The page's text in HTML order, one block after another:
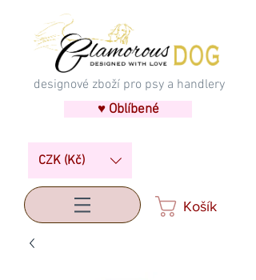
designové zboží pro psy a handlery
♥ Oblíbené
CZK (Kč)
Košík